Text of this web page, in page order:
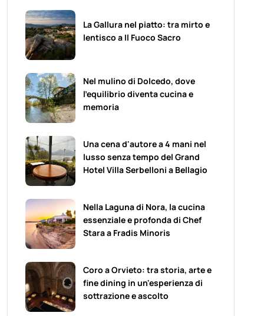
La Gallura nel piatto: tra mirto e
lentisco a Il Fuoco Sacro
Nel mulino di Dolcedo, dove
l’equilibrio diventa cucina e
memoria
Una cena d'autore a 4 mani nel
lusso senza tempo del Grand
Hotel Villa Serbelloni a Bellagio
Nella Laguna di Nora, la cucina
essenziale e profonda di Chef
Stara a Fradis Minoris
Coro a Orvieto: tra storia, arte e
fine dining in un'esperienza di
sottrazione e ascolto